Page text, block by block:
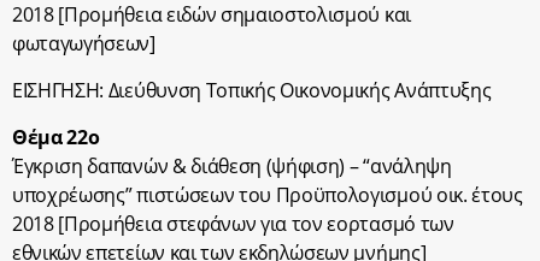
2018 [Προμήθεια ειδών σημαιοστολισμού και
φωταγωγήσεων]
ΕΙΣΗΓΗΣΗ: Διεύθυνση Τοπικής Οικονομικής Ανάπτυξης
Θέμα 22ο
Έγκριση δαπανών & διάθεση (ψήφιση) – “ανάληψη
υποχρέωσης” πιστώσεων του Προϋπολογισμού οικ. έτους
2018 [Προμήθεια στεφάνων για τον εορτασμό των
εθνικών επετείων και των εκδηλώσεων μνήμης]